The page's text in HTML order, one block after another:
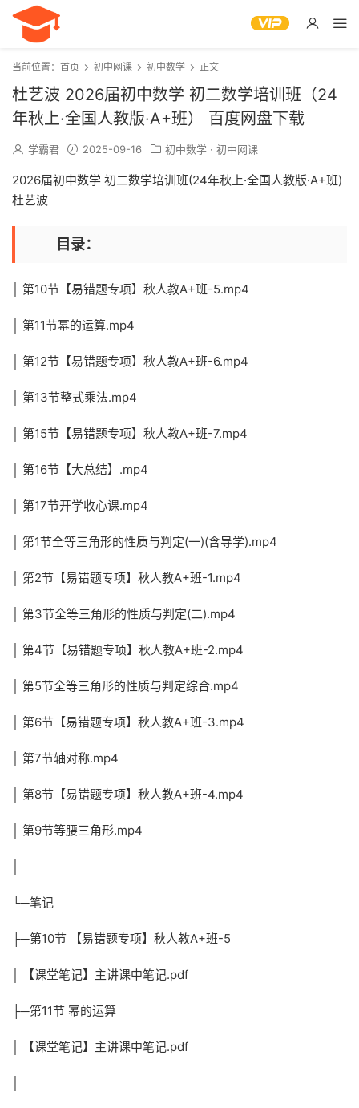
当前位置： 首页 初中网课 初中数学 正文
杜艺波 2026届初中数学 初二数学培训班（24
年秋上·全国人教版·A+班） 百度网盘下载
学霸君 2025-09-16 初中数学 · 初中网课
2026届初中数学 初二数学培训班(24年秋上·全国人教版·A+班)
杜艺波
目录：
│ 第10节【易错题专项】秋人教A+班-5.mp4
│ 第11节幂的运算.mp4
│ 第12节【易错题专项】秋人教A+班-6.mp4
│ 第13节整式乘法.mp4
│ 第15节【易错题专项】秋人教A+班-7.mp4
│ 第16节【大总结】.mp4
│ 第17节开学收心课.mp4
│ 第1节全等三角形的性质与判定(一)(含导学).mp4
│ 第2节【易错题专项】秋人教A+班-1.mp4
│ 第3节全等三角形的性质与判定(二).mp4
│ 第4节【易错题专项】秋人教A+班-2.mp4
│ 第5节全等三角形的性质与判定综合.mp4
│ 第6节【易错题专项】秋人教A+班-3.mp4
│ 第7节轴对称.mp4
│ 第8节【易错题专项】秋人教A+班-4.mp4
│ 第9节等腰三角形.mp4
└─笔记
├─第10节 【易错题专项】秋人教A+班-5
│ 【课堂笔记】主讲课中笔记.pdf
├─第11节 幂的运算
│ 【课堂笔记】主讲课中笔记.pdf